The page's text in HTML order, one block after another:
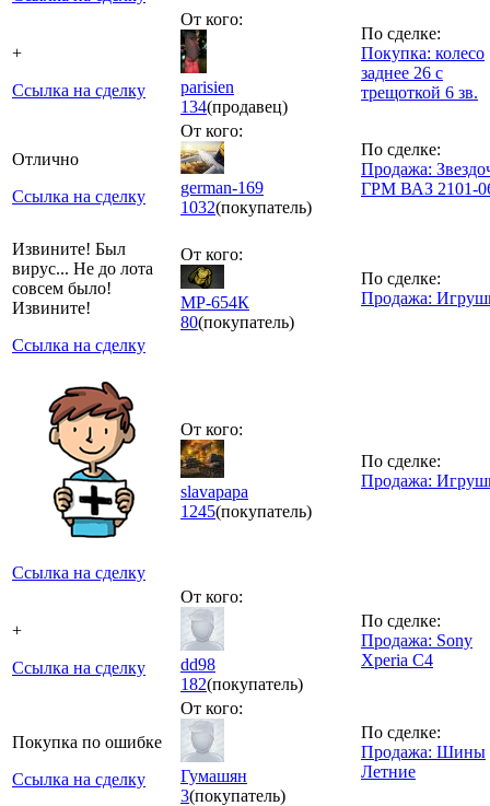
+
Ссылка на сделку
От кого:
parisien
134(продавец)
По сделке:
Покупка: колесо
заднее 26 с
трещоткой 6 зв.
Отлично
Ссылка на сделку
От кого:
german-169
1032(покупатель)
По сделке:
Продажа:
ГРМ ВАЗ 2101-
Извините! Был
вирус... Не до лота
совсем было!
Извините!
Ссылка на сделку
От кого:
МР-654К
80(покупатель)
По сделке:
Продажа:
Ссылка на сделку
От кого:
slavapapa
1245(покупатель)
По сделке:
Продажа:
+
Ссылка на сделку
От кого:
dd98
182(покупатель)
По сделке:
Продажа: Sony
Xperia C4
Покупка по ошибке
Ссылка на сделку
От кого:
Гумашян
3(покупатель)
По сделке:
Продажа: Шины
Летние